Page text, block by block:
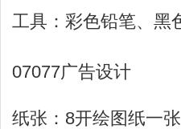
工具：彩色铅笔、黑
07077广告设计
纸张：8开绘图纸一